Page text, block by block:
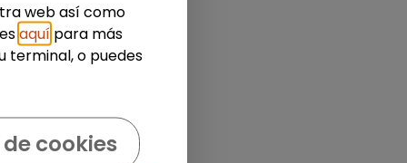
web así como
aquí para más
terminal, o puedes
cookies